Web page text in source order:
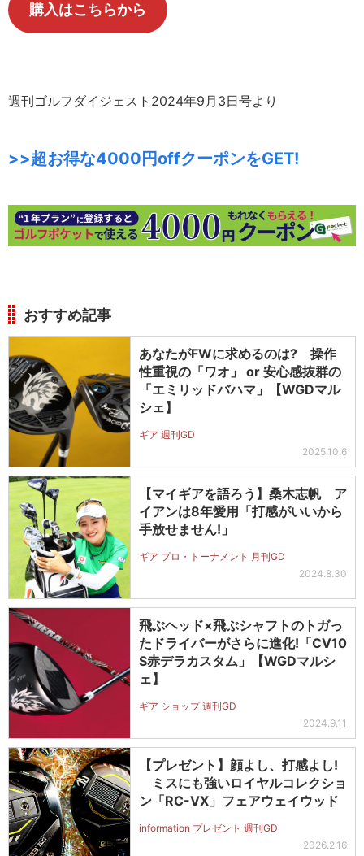
購入はこちらから
週刊ゴルフダイジェスト2024年9月3日号より
>>超お得な4000円offクーポンをGET!
おすすめ記事
あなたがFWに求めるのは? 操作
性重視の「ワオ」 or 安心感抜群の
「エミリッドバハマ」【WGDマル
シェ】
ギア 週刊GD
2025.10.6
【マイギアを語ろう】桑木志帆 ア
イアンは8年愛用「打感がいいから
手放せません!」
ギア プロ・トーナメント 月刊GD
2024.8.30
飛ぶヘッド×飛ぶシャフトのトガっ
たドライバーがさらに進化!「CV10
S赤デラカスタム」【WGDマルシ
ェ】
ギア ショップ 週刊GD
2024.9.11
【プレゼント】顔よし、打感よし!
ミスにも強いロイヤルコレクショ
ン「RC-VX」フェアウェイウッド
information プレゼント 週刊GD
2026.2.16